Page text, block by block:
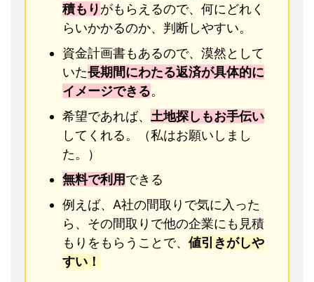
積もりがもらえるので、何にどれく
らいかかるのか、判断しやすい。
資金計画書もあるので、漠然として
いた長期間にわたる返済が具体的に
イメージできる。
希望であれば、 土地探しもお手伝い
してくれる。（私はお願いしまし
た。）
無料で利用できる
例えば、A社の間取りで気に入った
ら、その間取りで他の企業にも見積
もりをもらうことで、 値引きがしや
すい！